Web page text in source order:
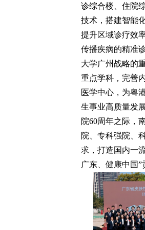
诊综合楼、住院
技术，搭建智能
提升区域诊疗效
传播疾病的精准
大学广州战略的
重点学科，完善
医学中心，为粤
生事业高质量发
院60周年之际，
院、专科强院、
求，打造国内一
广东、健康中国